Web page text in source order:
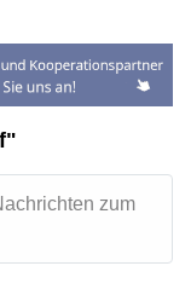
zum